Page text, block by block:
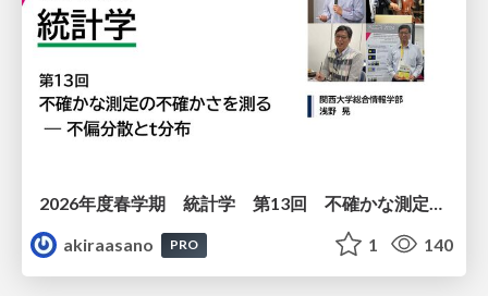
akiraasano
PRO 1 140